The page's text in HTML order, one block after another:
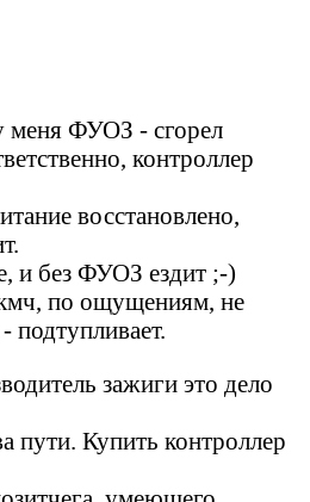
меня ФУОЗ - сгорел
контроллер
восстановлено,
и без ФУОЗ ездит ;-)
по ощущениям, не
подтупливает.
зажиги это дело
пути. Купить контроллер